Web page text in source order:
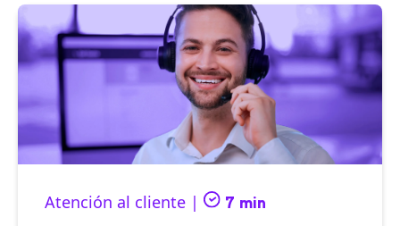
Atención al cliente | 7 min